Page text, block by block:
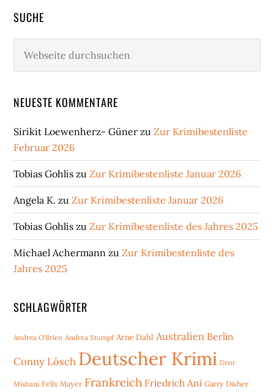
SUCHE
durchsuchen
NEUESTE KOMMENTARE
Sirikit Loewenherz- Güner zuZur Krimibestenliste
Februar 2026
Tobias Gohlis zuZur Krimibestenliste Januar 2026
Angela K. zuZur Krimibestenliste Januar 2026
Tobias Gohlis zuZur Krimibestenliste des Jahres 2025
Michael Achermann zuZur Krimibestenliste des
Jahres 2025
SCHLAGWÖRTER
Andrea O'Brien Andrea Stumpf Arne Dahl Australien Berlin
Conny Lösch Deutscher Krimi Dror
Mishani Felix Mayer Frankreich Friedrich Ani Garry Disher